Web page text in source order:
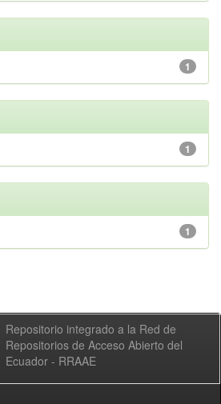
1
1
1
Repositorio integrado a la Red de
Repositorios de Acceso Abierto del
Ecuador - RRAAE